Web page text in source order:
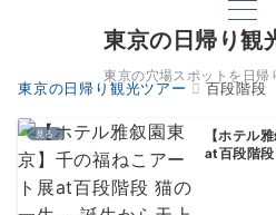
東京の日帰り観
東京の穴場スポットを日帰
東京の日帰り観光ツアー 百段階段
見る
【ホテル
at百段階